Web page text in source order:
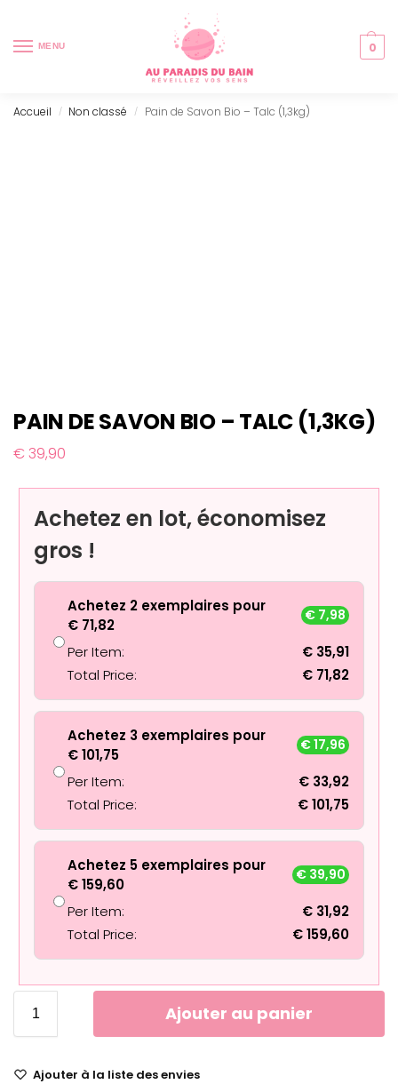
MENU 0
Accueil / Non classé / Pain de Savon Bio – Talc (1,3kg)
PAIN DE SAVON BIO – TALC (1,3KG)
€39,90
Achetez en lot, économisez
gros !
Achetez 2 exemplaires pour
€ 71,82
€ 7,98
Per Item: € 35,91
Total Price:
€ 71,82
Achetez 3 exemplaires pour
€101,75
€17,96
Per Item: € 33,92
Total Price:
€101,75
Achetez 5 exemplaires pour
€159,60
€ 39,90
Per Item: € 31,92
Total Price:
€159,60
Ajouter au panier
Ajouter à la liste des envies